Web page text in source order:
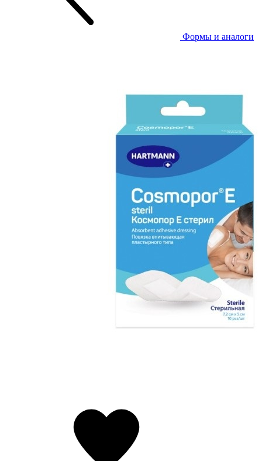
Формы и аналоги